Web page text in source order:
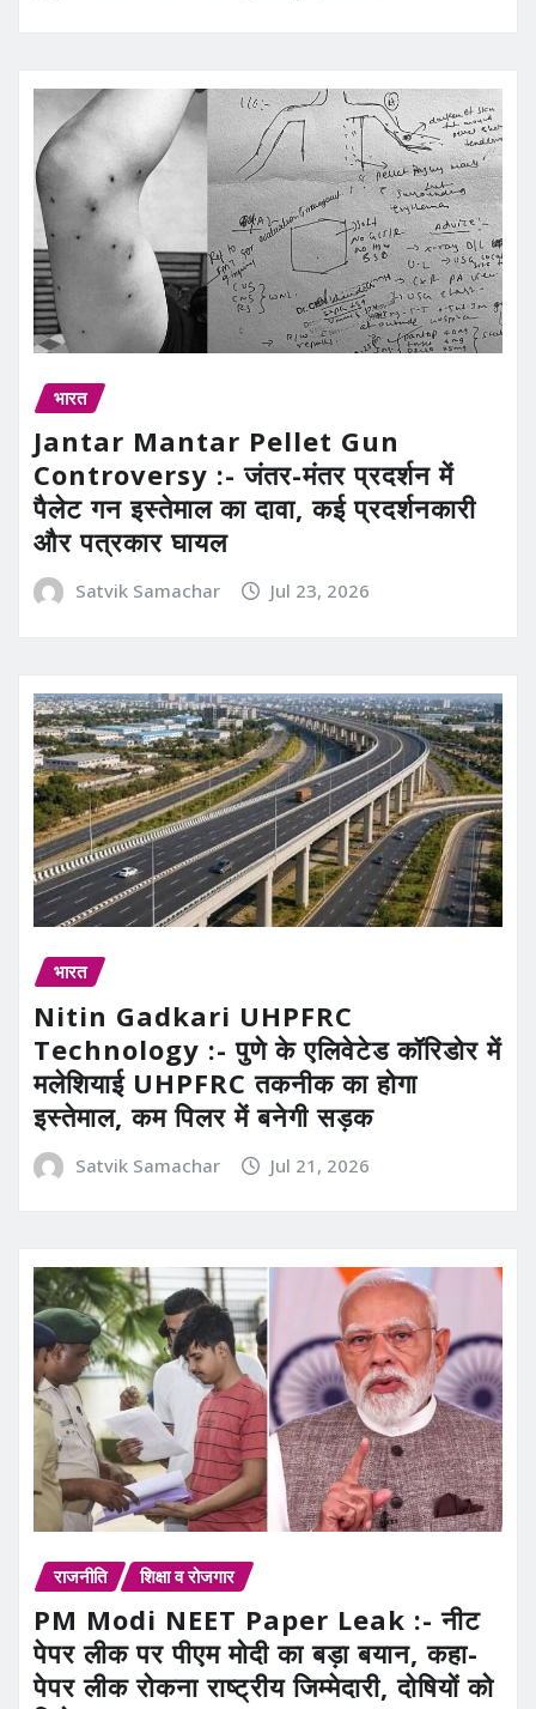
भारत
Jantar Mantar Pellet Gun
Controversy :- जंतर-मंतर प्रदर्शन में
पैलेट गन इस्तेमाल का दावा, कई प्रदर्शनकारी
और पत्रकार घायल
Satvik Samachar Jul 23, 2026
भारत
Nitin Gadkari UHPFRC
Technology :- पुणे के एलिवेटेड कॉरिडोर में
मलेशियाई UHPFRC तकनीक का होगा
इस्तेमाल, कम पिलर में बनेगी सड़क
Satvik Samachar Jul 21, 2026
राजनीति शिक्षा व रोजगार
PM Modi NEET Paper Leak :- नीट
पेपर लीक पर पीएम मोदी का बड़ा बयान, कहा-
पेपर लीक रोकना राष्ट्रीय जिम्मेदारी, दोषियों को